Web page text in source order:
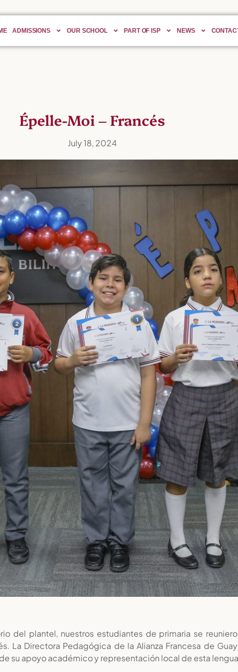
ADMISSIONS OUR SCHOOL PART OF ISP NEWS
Épelle-Moi – Francés
July 18, 2024
del plantel, nuestros estudiantes de primaria se
La Directora Pedagógica de la Alianza Francesa de
su apoyo académico y representación local de esta